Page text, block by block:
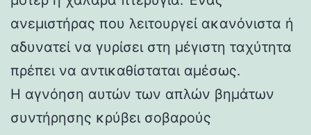
ανεμιστήρας που λειτουργεί ακανόνιστα ή
αδυνατεί να γυρίσει στη μέγιστη ταχύτητα
πρέπει να αντικαθίσταται αμέσως.
Η αγνόηση αυτών των απλών βημάτων
συντήρησης κρύβει σοβαρούς